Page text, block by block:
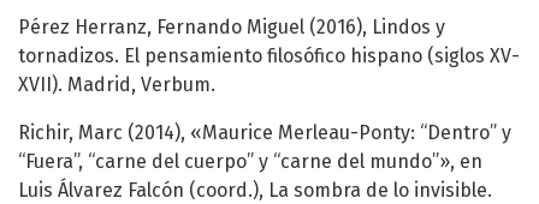
Pérez Herranz, Fernando Miguel (2016), Lindos y
tornadizos. El pensamiento filosófico hispano (siglos XV-
XVII). Madrid, Verbum.
Richir, Marc (2014), «Maurice Merleau-Ponty: “Dentro” y
“Fuera”, “carne del cuerpo” y “carne del mundo”», en
Luis Álvarez Falcón (coord.), La sombra de lo invisible.